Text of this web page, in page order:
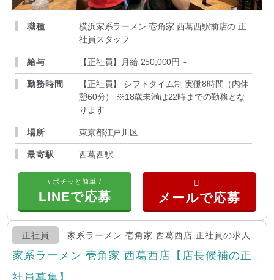
職種
横浜家系ラーメン 壱角家 西葛西駅前店の 正
社員スタッフ
給与 【正社員】月給 250,000円～
勤務時間
【正社員】 シフトタイム制 実働8時間（内休
憩60分） ※18歳未満は22時までの勤務とな
ります
場所 東京都江戸川区
最寄駅 西葛西駅
\ ポチッと簡単 /
LINEで応募
正社員 家系ラーメン 壱角家 西葛西店 正社員の求人
家系ラーメン 壱角家 西葛西店【店長候補の正
社員募集】